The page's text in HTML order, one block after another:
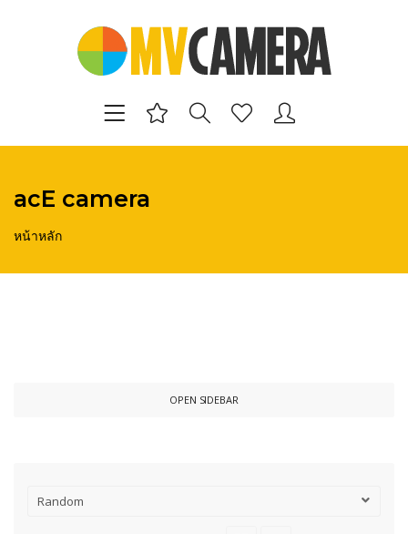
acE camera
หน้าหลัก
OPEN SIDEBAR